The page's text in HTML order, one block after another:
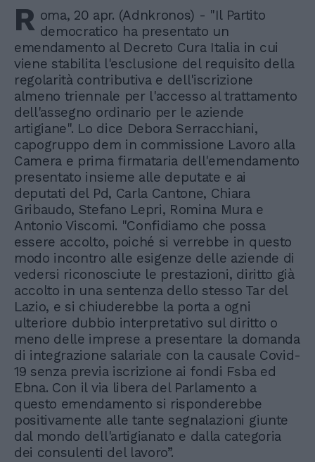
R oma, 20 apr. (Adnkronos) - "Il Partito
democratico ha presentato un
emendamento al Decreto Cura Italia in cui
viene stabilita l'esclusione del requisito della
regolarità contributiva e dell'iscrizione
almeno triennale per l'accesso al trattamento
dell'assegno ordinario per le aziende
artigiane". Lo dice Debora Serracchiani,
capogruppo dem in commissione Lavoro alla
Camera e prima firmataria dell'emendamento
presentato insieme alle deputate e ai
deputati del Pd, Carla Cantone, Chiara
Gribaudo, Stefano Lepri, Romina Mura e
Antonio Viscomi. "Confidiamo che possa
essere accolto, poiché si verrebbe in questo
modo incontro alle esigenze delle aziende di
vedersi riconosciute le prestazioni, diritto già
accolto in una sentenza dello stesso Tar del
Lazio, e si chiuderebbe la porta a ogni
ulteriore dubbio interpretativo sul diritto o
meno delle imprese a presentare la domanda
di integrazione salariale con la causale Covid-
19 senza previa iscrizione ai fondi Fsba ed
Ebna. Con il via libera del Parlamento a
questo emendamento si risponderebbe
positivamente alle tante segnalazioni giunte
dal mondo dell'artigianato e dalla categoria
dei consulenti del lavoro”.